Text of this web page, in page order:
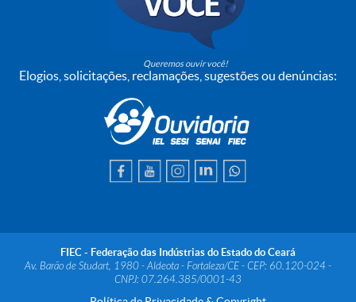
Queremos ouvir você!
Elogios, solicitações, reclamações, sugestões ou denúncias:
FIEC - Federação das Indústrias do Estado do Ceará
Av. Barão de Studart, 1980 - Aldeota - Fortaleza/CE - CEP: 60.120-024 -
CNPJ: 07.264.385/0001-43